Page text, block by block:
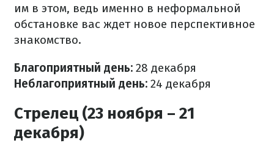
им в этом, ведь именно в неформальной
обстановке вас ждет новое перспективное
знакомство.
Благоприятный день: 28 декабря
Неблагоприятный день: 24 декабря
Стрелец (23 ноября – 21
декабря)